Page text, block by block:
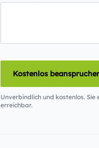
Kostenlos
Unverbindlich und kostenlos.
erreichbar.